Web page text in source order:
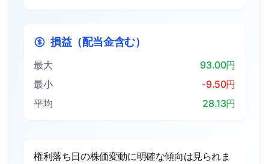
損益（配当金含む）
最大
93.00円
最小
-9.50円
平均
28.13円
権利落ち日の株価変動に明確な傾向は見られま